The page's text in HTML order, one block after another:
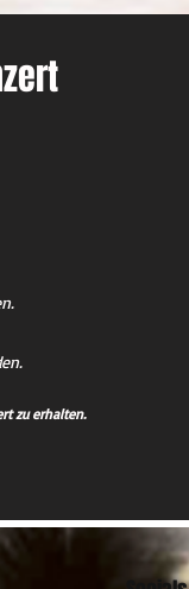
zu erhalten.